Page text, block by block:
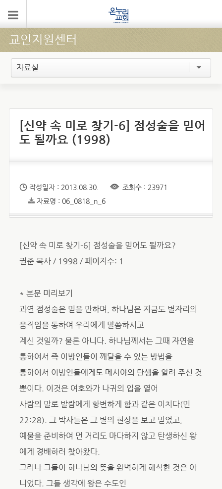
교인지원센터
자료실
[신약 속 미로 찾기-6] 점성술을 믿어
도 될까요 (1998)
작성일자 : 2013.08.30.
조회수 : 23971
자료명 : 06_0818_n_6
[신약 속 미로 찾기-6] 점성술을 믿어도 될까요?
권준 목사 / 1998 / 페이지수: 1
* 본문 미리보기
과연 점성술은 믿을 만하며, 하나님은 지금도 별자리의
움직임을 통하여 우리에게 말씀하시고
계신 것일까? 물론 아니다. 하나님께서는 그때 자연을
통하여서 즉 이방인들이 깨달을 수 있는 방법을
통하여서 이방인들에게도 메시야의 탄생을 알려 주신 것
뿐이다. 이것은 여호와가 나귀의 입을 열어
사람의 말로 발람에게 항변하게 함과 같은 이치다(민
22:28). 그 박사들은 그 별의 현상을 보고 믿었고,
예물을 준비하여 먼 거리도 마다하지 않고 탄생하신 왕
에게 경배하러 찾아왔다.
그러나 그들이 하나님의 뜻을 완벽하게 해석한 것은 아
니었다. 그들 생각에 왕은 수도인